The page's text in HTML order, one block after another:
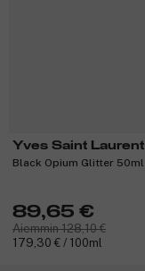
Yves Saint Laurent
Black Opium Glitter 50ml
89,65 €
Aiemmin 128,10 €
179,30 € / 100ml